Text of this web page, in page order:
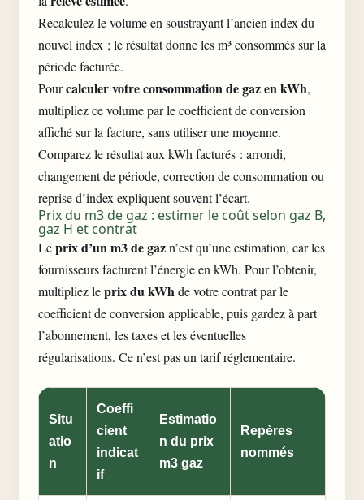
Recalculez le volume en soustrayant l’ancien index du
nouvel index ; le résultat donne les m³ consommés sur la
période facturée.
Pourcalculer votre consommation de gaz en kWh,
multipliez ce volume par le coefficient de conversion
affiché sur la facture, sans utiliser une moyenne.
Comparez le résultat aux kWh facturés : arrondi,
changement de période, correction de consommation ou
reprise d’index expliquent souvent l’écart.
Prix du m3 de gaz : estimer le coût selon gaz B,
gaz H et contrat
Leprix d’un m3 de gazn’est qu’une estimation, car les
fournisseurs facturent l’énergie en kWh. Pour l’obtenir,
multipliez leprix du kWhde votre contrat par le
coefficient de conversion applicable, puis gardez à part
l’abonnement, les taxes et les éventuelles
régularisations. Ce n’est pas un tarif réglementaire.
Situ
atio
n
Coeffi
cient
indicat
if
Estimatio
n du prix
m3 gaz
Repères
nommés